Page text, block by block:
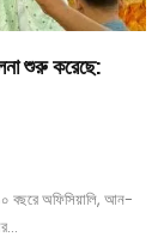
শুরু করেছে:
বছরে অফিসিয়ালি, আন-